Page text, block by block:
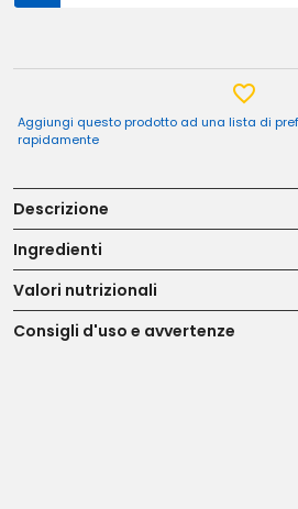
Aggiungi questo prodotto ad una lista di
rapidamente
Descrizione
Ingredienti
Valori nutrizionali
Consigli d'uso e avvertenze